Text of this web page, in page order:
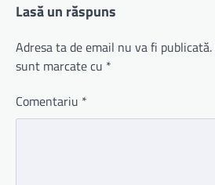
Lasă un răspuns
Adresa ta de email nu va fi publicată.
sunt marcate cu *
Comentariu *